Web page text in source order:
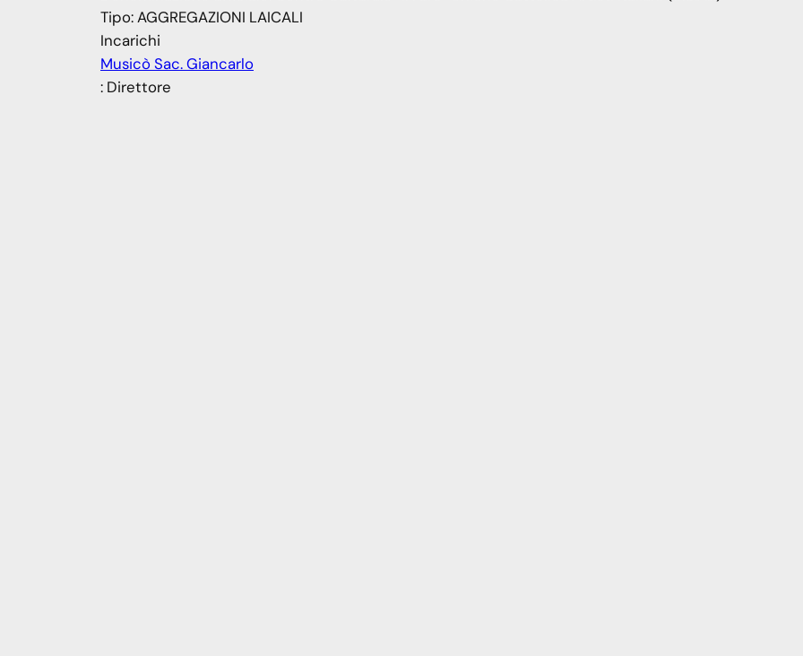
Tipo:AGGREGAZIONI LAICALI
Incarichi
Musicò Sac. Giancarlo
: Direttore